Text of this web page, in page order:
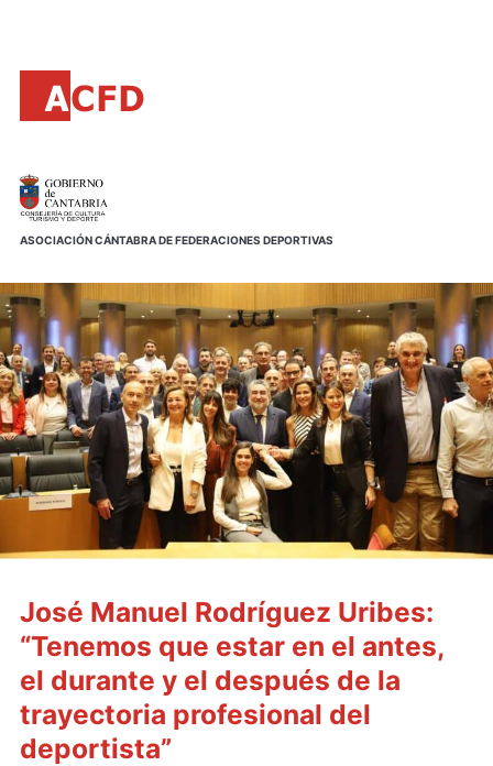
contenido
principal
ASOCIACIÓN CÁNTABRA DE FEDERACIONES DEPORTIVAS
José Manuel Rodríguez Uribes:
“Tenemos que estar en el antes,
el durante y el después de la
trayectoria profesional del
deportista”